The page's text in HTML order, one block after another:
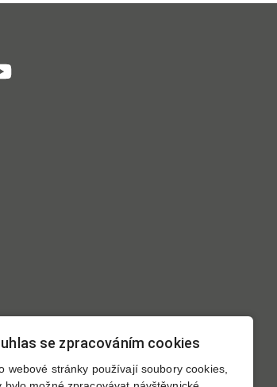
se zpracováním cookies
webové stránky používají soubory cookies,